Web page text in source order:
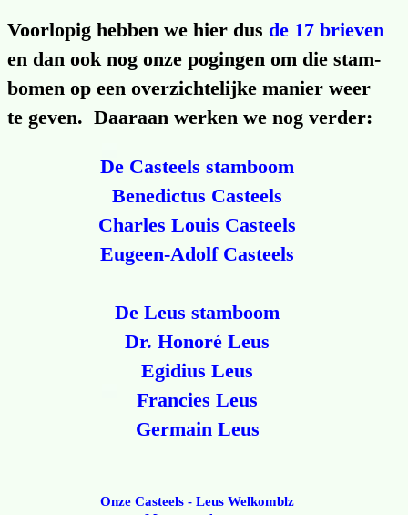
Voorlopig hebben we hier dus de 17 brieven
en dan ook nog onze pogingen om die stam­
bomen op een over­zichte­lijke manier weer
te geven. Daaraan werken we nog verder:
De Casteels stamboom
Benedictus Casteels
Charles Louis Casteels
Eugeen-Adolf Casteels
De Leus stamboom
Dr. Honoré Leus
Egidius Leus
Francies Leus
Germain Leus
Onze Casteels - Leus Welkomblz